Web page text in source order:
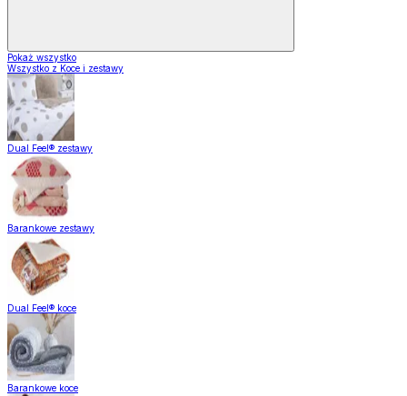
Pokaż wszystko
Wszystko z Koce i zestawy
Dual Feel® zestawy
Barankowe zestawy
Dual Feel® koce
Barankowe koce